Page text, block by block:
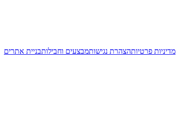
בניית אתריםמבצעים וחבילותהצהרת נגישותמדיניות פרטיות